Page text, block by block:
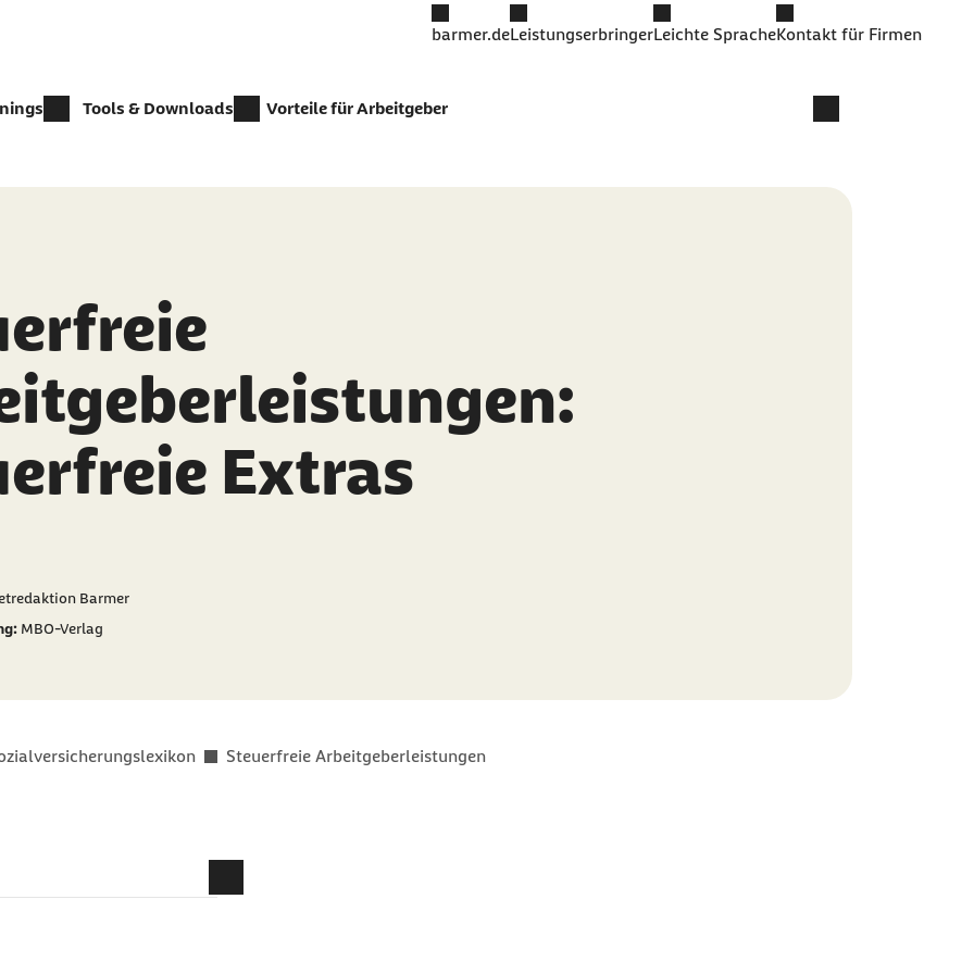
barmer.deLeistungserbringerLeichte SpracheKontakt für Firmen
Tools & Downloads Vorteile für Arbeitgeber
Extras
als
Barmer
MBO-Verlag
Steuerfreie Arbeitgeberleistungen